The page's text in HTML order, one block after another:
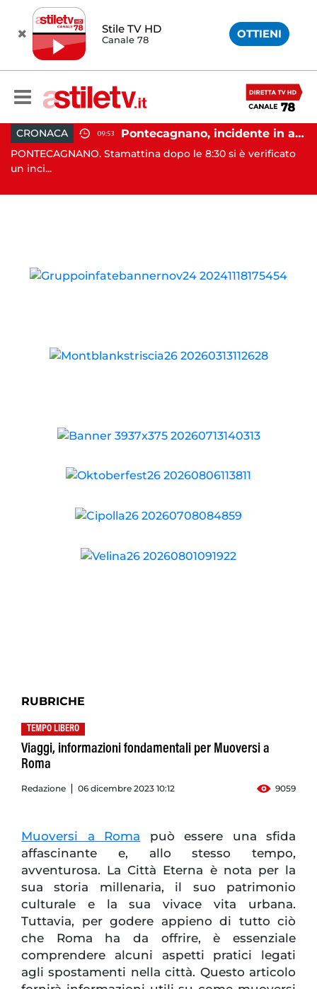
Stile TV HD
Canale 78 OTTIENI
CRONACA 09:53 Pontecagnano, incidente in autostrada: 5 giovani feriti
PONTECAGNANO. Stamattina dopo le 8:30 si è verificato
un inci...
RUBRICHE
TEMPO LIBERO
Viaggi, informazioni fondamentali per Muoversi a
Roma
Redazione 06 dicembre 2023 10:12 9059
Muoversi a Roma può essere una sfida
affascinante e, allo stesso tempo,
avventurosa. La Città Eterna è nota per la
sua storia millenaria, il suo patrimonio
culturale e la sua vivace vita urbana.
Tuttavia, per godere appieno di tutto ciò
che Roma ha da offrire, è essenziale
comprendere alcuni aspetti pratici legati
agli spostamenti nella città. Questo articolo